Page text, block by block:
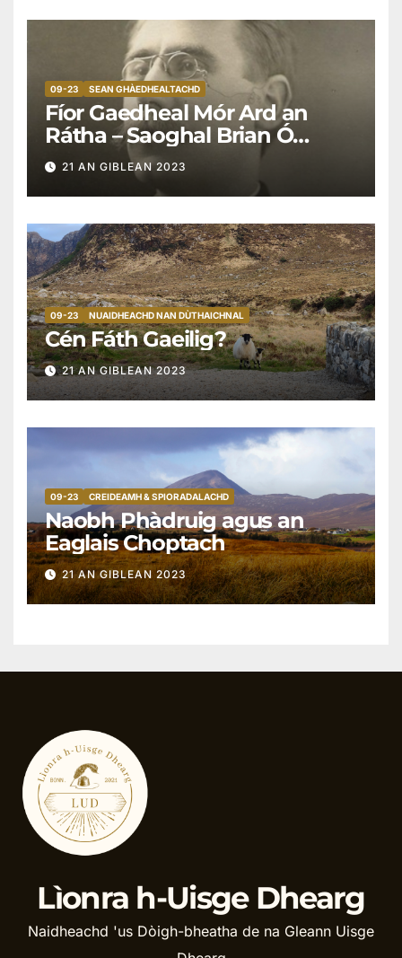
09-23 SEAN GHÀEDHEALTACHD
Fíor Gaedheal Mór Ard an
Rátha – Saoghal Brian Ó
Cianaigh (1877 go 1943)
21 AN GIBLEAN 2023
09-23 NUAIDHEACHD NAN DÙTHAICHNAL
Cén Fáth Gaeilig?
21 AN GIBLEAN 2023
09-23 CREIDEAMH & SPIORADALACHD
Naobh Phàdruig agus an
Eaglais Choptach
21 AN GIBLEAN 2023
Lìonra h-Uisge Dhearg
Naidheachd 'us Dòigh-bheatha de na Gleann Uisge